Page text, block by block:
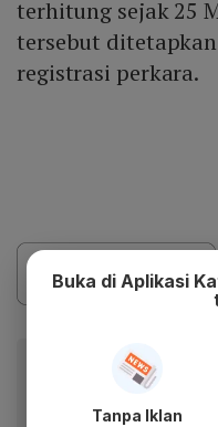
terhitung sejak 25
tersebut
registrasi perkara.
Baca artikel ini
fitur menarik lainnya
Buka di Aplikasi
Tanpa Iklan